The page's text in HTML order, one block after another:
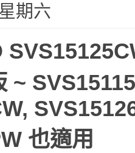
期六
~
也適用